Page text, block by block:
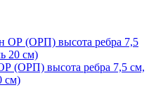
(ОРП) высота ребра 7,5 см,
см)